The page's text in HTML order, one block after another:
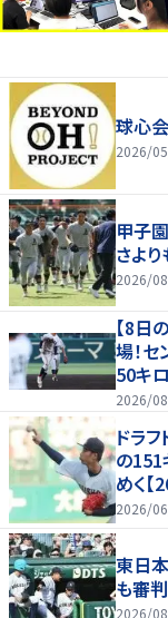
球心
2026/
甲子
さよ
2026/
【8日
場！
50キ
2026/
ドラ
の151
めく【
2026/
東日
も審
2026/